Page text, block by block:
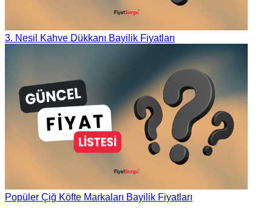
3. Nesil Kahve Dükkanı Bayilik Fiyatları
Popüler Çiğ Köfte Markaları Bayilik Fiyatları